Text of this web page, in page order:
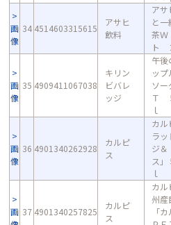
画
像
34 4514603315615
アサヒ
飲料
ア
と一
茶
ト
画
像
35 4909411067038
キリン
ビバレ
ッジ
午後
ップ
ソ
Ｔ
ｌ
画
像
36 4901340262928
カルピ
ス
カ
ラッ
ジ＆
ス
ｌ
画 37 4901340257825
カルピ
ス
カ
州産
「